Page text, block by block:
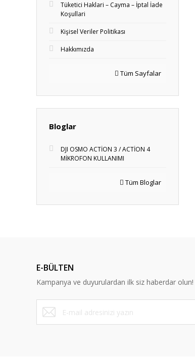
Tüketici Haklari – Cayma – İptal İade
Koşullari
Kişisel Veriler Politikası
Hakkımızda
Tüm Sayfalar
Bloglar
DJI OSMO ACTİON 3 / ACTİON 4
MİKROFON KULLANIMI
Tüm Bloglar
E-BÜLTEN
Kampanya ve duyurulardan ilk siz haberdar olun!